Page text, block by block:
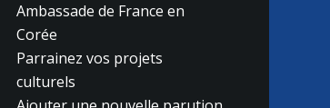
Ambassade de France en
Corée
Parrainez vos projets
culturels